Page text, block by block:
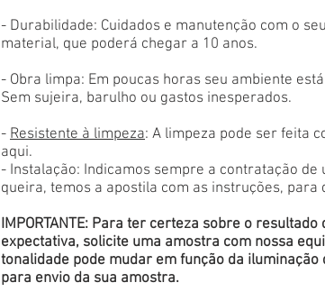
- Durabilidade: Cuidados e manutenção com o
material, que poderá chegar a 10 anos.
- Obra limpa: Em poucas horas seu ambiente
Sem sujeira, barulho ou gastos inesperados.
- Resistente à limpeza: A limpeza pode ser feita
aqui.
- Instalação: Indicamos sempre a contratação
queira, temos a apostila com as instruções, para
IMPORTANTE: Para ter certeza sobre o
expectativa, solicite uma amostra com nossa
tonalidade pode mudar em função da
para envio da sua amostra.